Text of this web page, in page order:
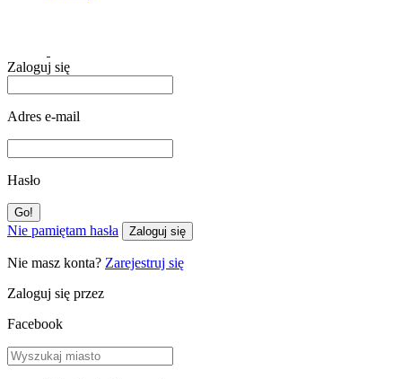
Zaloguj się
Adres e-mail
Hasło
Nie pamiętam hasła Zaloguj się
Nie masz konta? Zarejestruj się
Zaloguj się przez
Facebook